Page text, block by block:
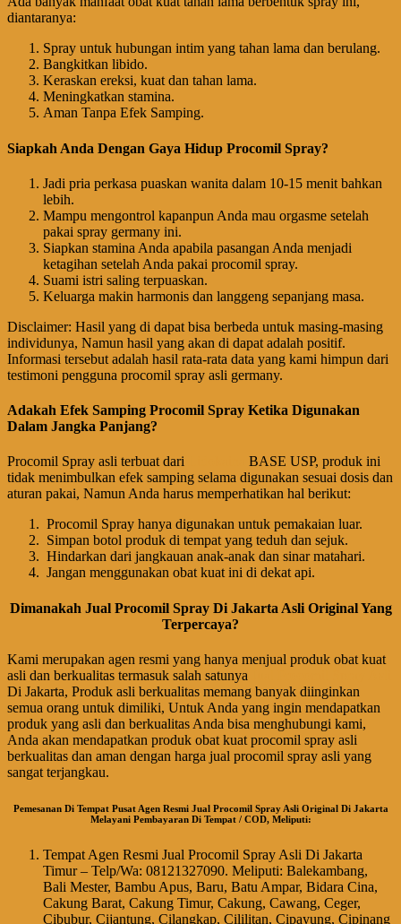
diantaranya:
Spray untuk hubungan intim yang tahan lama dan berulang.
Bangkitkan libido.
Keraskan ereksi, kuat dan tahan lama.
Meningkatkan stamina.
Aman Tanpa Efek Samping.
Siapkah Anda Dengan Gaya Hidup Procomil Spray?
Jadi pria perkasa puaskan wanita dalam 10-15 menit bahkan
lebih.
Mampu mengontrol kapanpun Anda mau orgasme setelah
pakai spray germany ini.
Siapkan stamina Anda apabila pasangan Anda menjadi
ketagihan setelah Anda pakai procomil spray.
Suami istri saling terpuaskan.
Keluarga makin harmonis dan langgeng sepanjang masa.
Disclaimer: Hasil yang di dapat bisa berbeda untuk masing-masing
individunya, Namun hasil yang akan di dapat adalah positif.
Informasi tersebut adalah hasil rata-rata data yang kami himpun dari
testimoni pengguna procomil spray asli germany.
Adakah Efek Samping Procomil Spray Ketika Digunakan
Dalam Jangka Panjang?
Procomil Spray asli terbuat dari
BASE USP, produk ini
tidak menimbulkan efek samping selama digunakan sesuai dosis dan
aturan pakai, Namun Anda harus memperhatikan hal berikut:
Procomil Spray hanya digunakan untuk pemakaian luar.
Simpan botol produk di tempat yang teduh dan sejuk.
Hindarkan dari jangkauan anak-anak dan sinar matahari.
Jangan menggunakan obat kuat ini di dekat api.
Dimanakah Jual Procomil Spray Di Jakarta Asli Original Yang
Terpercaya?
Kami merupakan agen resmi yang hanya menjual produk obat kuat
asli dan berkualitas termasuk salah satunya
Di Jakarta, Produk asli berkualitas memang banyak diinginkan
semua orang untuk dimiliki, Untuk Anda yang ingin mendapatkan
produk yang asli dan berkualitas Anda bisa menghubungi kami,
Anda akan mendapatkan produk obat kuat procomil spray asli
berkualitas dan aman dengan harga jual procomil spray asli yang
sangat terjangkau.
Pemesanan Di Tempat Pusat Agen Resmi Jual Procomil Spray Asli Original Di Jakarta
Melayani Pembayaran Di Tempat / COD, Meliputi:
Tempat Agen Resmi Jual Procomil Spray Asli Di Jakarta
Timur – Telp/Wa: 08121327090. Meliputi: Balekambang,
Bali Mester, Bambu Apus, Baru, Batu Ampar, Bidara Cina,
Cakung Barat, Cakung Timur, Cakung, Cawang, Ceger,
Cibubur, Cijantung, Cilangkap, Cililitan, Cipayung, Cipinang